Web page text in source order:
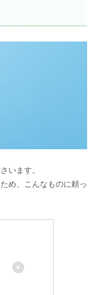
います。
め、こんなものに頼っ